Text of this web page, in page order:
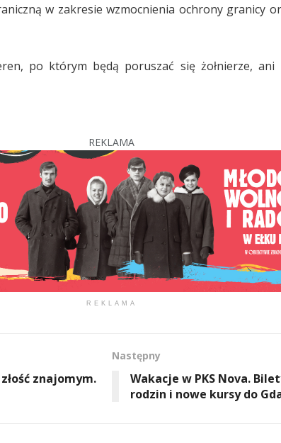
w zakresie wzmocnienia ochrony granicy
po którym będą poruszać się żołnierze, ani
REKLAMA
REKLAMA
znajomym.
Następny
Wakacje w PKS Nova.
rodzin i nowe kursy do